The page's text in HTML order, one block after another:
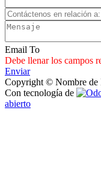
Email To
Debe llenar los campos
Enviar
Copyright © Nombre de
Con tecnología de
abierto